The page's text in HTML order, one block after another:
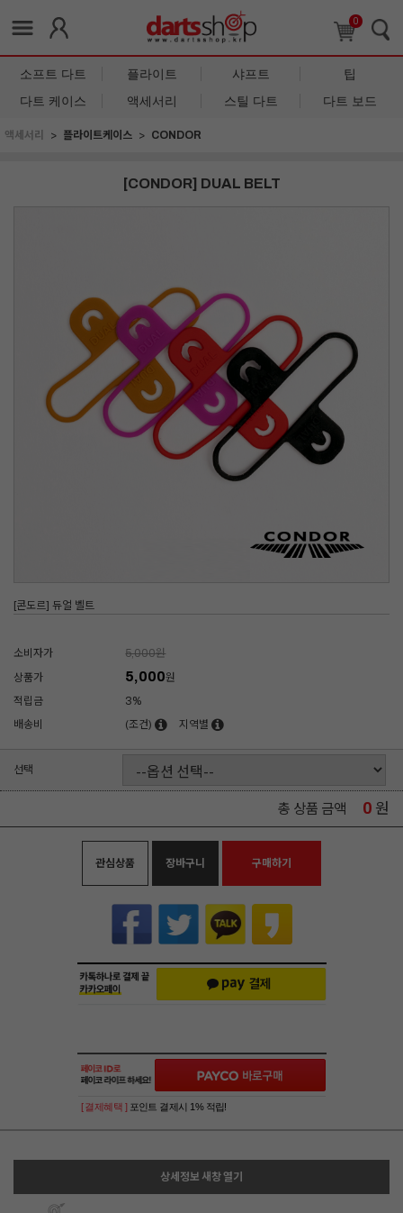
0
소프트 다트 플라이트 샤프트
팁
다트 케이스
액세서리 스틸 다트 다트 보드
액세서리 플라이트케이스 CONDOR
[CONDOR] DUAL BELT
[콘도르] 듀얼 벨트
소비자가 5,000원
상품가
5,000원
적립금
3%
배송비
(조건) 지역별
선택
총 상품 금액 0 원
관심상품 장바구니 구매하기
[ 결제혜택 ] 포인트 결제시 1% 적립!
상세정보 새창 열기